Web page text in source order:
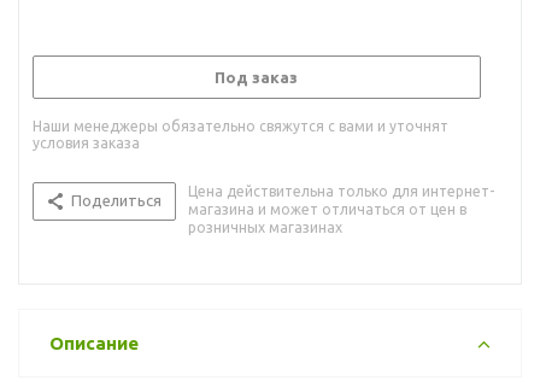
Под заказ
Наши менеджеры обязательно свяжутся с вами и уточнят
условия заказа
Поделиться
Цена действительна только для интернет-
магазина и может отличаться от цен в
розничных магазинах
Описание